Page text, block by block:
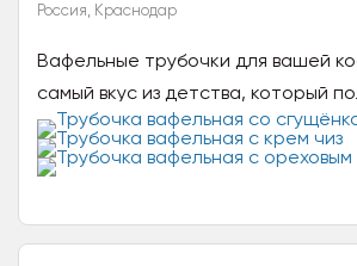
Россия, Краснодар
Вафельные трубочки для вашей
самый вкус из детства, который
гости! Мы — локальный
готовит вручную...